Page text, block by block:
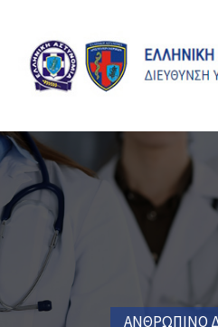
περιεχόμενο
ΑΝΘΡΩΠΙΝΟ